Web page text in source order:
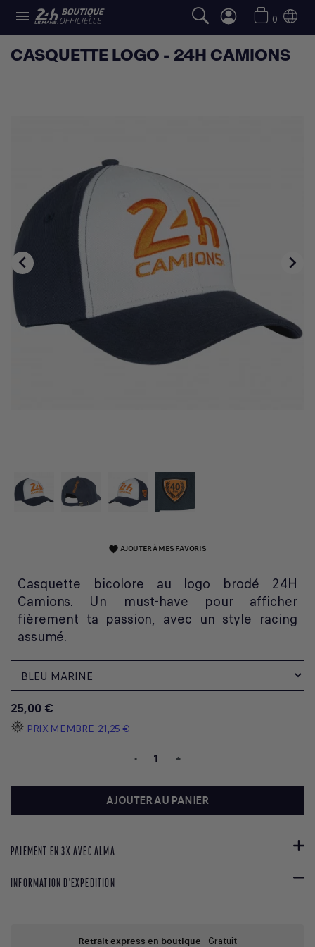
 0
CASQUETTE LOGO - 24H CAMIONS
 
favorite AJOUTER À MES FAVORIS
Casquette bicolore au logo brodé 24H
Camions. Un must-have pour afficher
fièrement ta passion, avec un style racing
assumé.
25,00 €
PRIX MEMBRE 21,25 €
- +
AJOUTER AU PANIER
PAIEMENT EN 3X AVEC ALMA
INFORMATION D'EXPEDITION
Retrait express en boutique - Gratuit